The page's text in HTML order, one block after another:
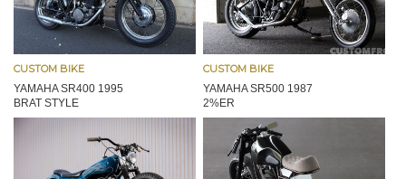
CUSTOM BIKE
YAMAHA SR400 1995
BRAT STYLE
CUSTOM BIKE
YAMAHA SR500 1987
2%ER